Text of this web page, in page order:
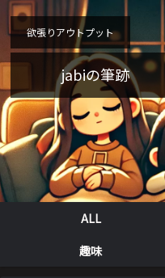
欲張りアウトプット
jabiの筆跡
ALL
趣味